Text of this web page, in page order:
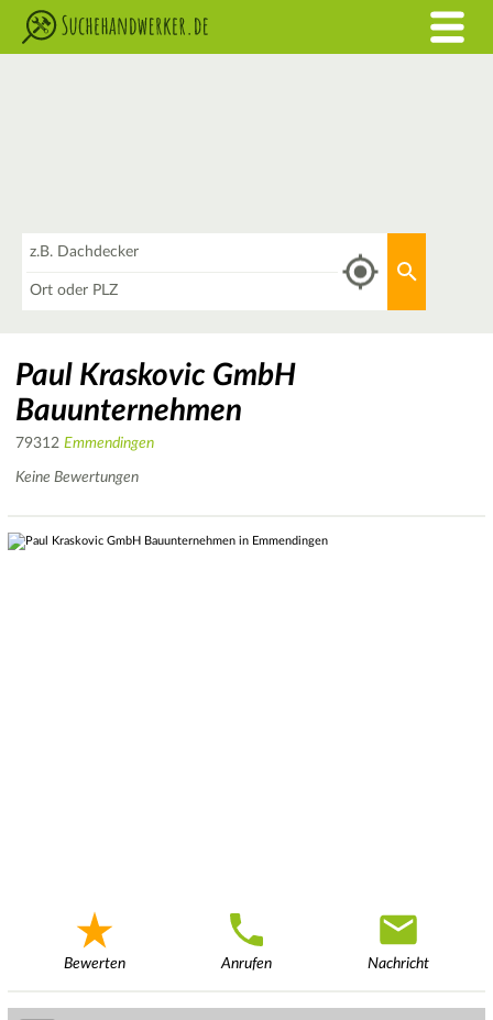
Paul Kraskovic GmbH
Bauunternehmen
79312 Emmendingen
Keine Bewertungen
Bewerten Anrufen Nachricht